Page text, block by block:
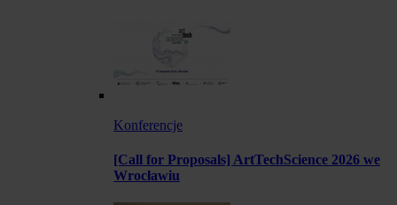
Konferencje
[Call for Proposals] ArtTechScience 2026 we
Wrocławiu